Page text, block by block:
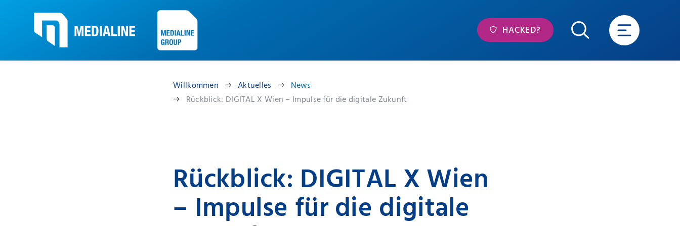
HACKED?
Willkommen Aktuelles
News
Rückblick: DIGITAL X Wien – Impulse für die digitale Zukunft
Rückblick: DIGITAL X Wien
– Impulse für die digitale